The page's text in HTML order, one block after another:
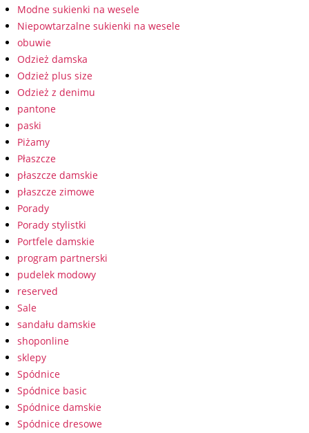
Modne sukienki na wesele
Niepowtarzalne sukienki na wesele
obuwie
Odzież damska
Odzież plus size
Odzież z denimu
pantone
paski
Piżamy
Płaszcze
płaszcze damskie
płaszcze zimowe
Porady
Porady stylistki
Portfele damskie
program partnerski
pudelek modowy
reserved
Sale
sandału damskie
shoponline
sklepy
Spódnice
Spódnice basic
Spódnice damskie
Spódnice dresowe